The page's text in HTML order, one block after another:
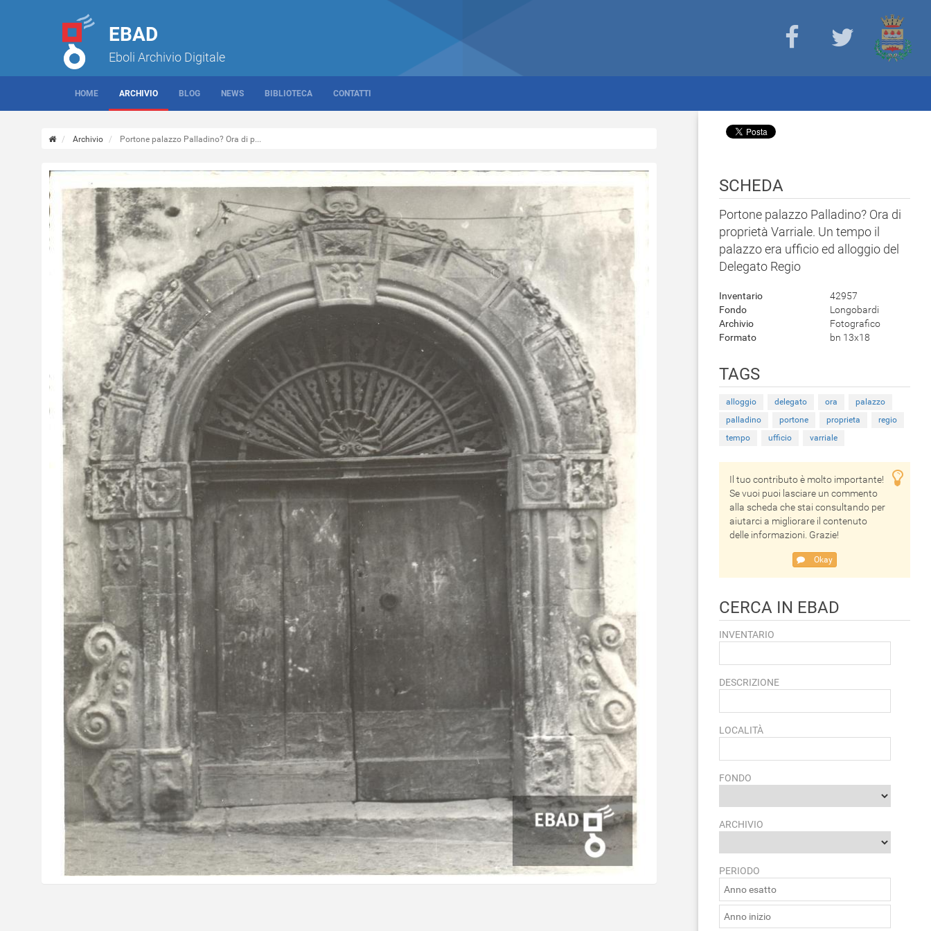
EBAD
Eboli Archivio Digitale
HOME ARCHIVIO BLOG NEWS BIBLIOTECA CONTATTI
Archivio Portone palazzo Palladino? Ora di p...
SCHEDA
Portone palazzo Palladino? Ora di
proprietà Varriale. Un tempo il
palazzo era ufficio ed alloggio del
Delegato Regio
Inventario
42957
Fondo
Longobardi
Archivio
Fotografico
Formato
bn 13x18
TAGS
alloggio delegato ora
palazzo
palladino
portone proprieta
regio
tempo
ufficio varriale
Il tuo contributo è molto importante!
Se vuoi puoi lasciare un commento
alla scheda che stai consultando per
aiutarci a migliorare il contenuto
delle informazioni. Grazie!
Okay
CERCA IN EBAD
INVENTARIO
DESCRIZIONE
LOCALITÀ
FONDO
ARCHIVIO
PERIODO